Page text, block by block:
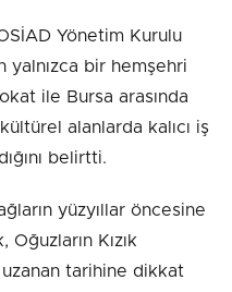
Yönetim Kurulu
yalnızca bir hemşehri
ile Bursa arasında
alanlarda kalıcı iş
belirtti.
yüzyıllar öncesine
Oğuzların Kızık
tarihine dikkat